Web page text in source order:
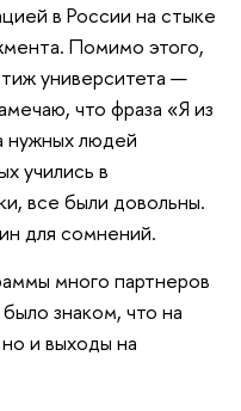
в России на стыке
Помимо этого,
университета —
что фраза «Я из
нужных людей
учились в
все были довольны.
для сомнений.
много партнеров
знаком, что на
и выходы на